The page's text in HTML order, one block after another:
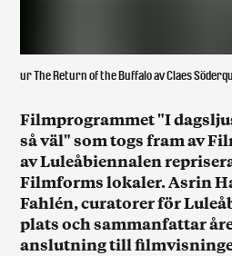
ur The Return of the Buffalo av Claes
Filmprogrammet "I
så väl" som togs fram av
av Luleåbiennalen
Filmforms lokaler. Asrin
Fahlén, curatorer för
plats och sammanfattar
anslutning till